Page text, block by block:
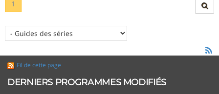
1
Fil de cette page
DERNIERS PROGRAMMES MODIFIÉS